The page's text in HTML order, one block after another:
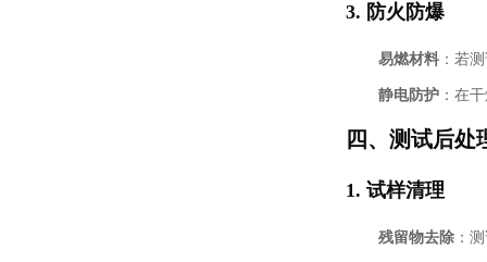
3. 防火防爆
易燃材料 ：若
静电防护 ：在
四、测试后处
1. 试样清理
残留物去除 ：